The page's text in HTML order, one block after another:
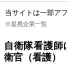
当サイトは一部ア
※提携企業一覧
自衛隊看護師
衛官（看護）